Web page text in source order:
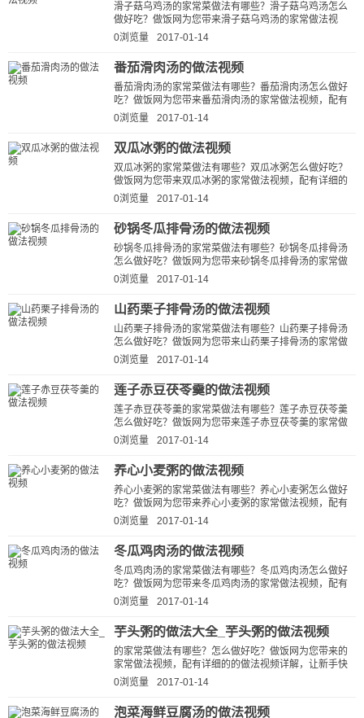
滑子菇乌鸡汤的家常菜做法有哪些？滑子菇乌鸡汤怎么
做好吃？做饭网为您带来滑子菇乌鸡汤的家常做法视
频，配有详细的滑子菇乌鸡汤的做法...
0浏览量 2017-01-14
番茄滑肉汤的做法视频
番茄滑肉汤的家常菜做法有哪些？番茄滑肉汤怎么做好
吃？做饭网为您带来番茄滑肉汤的家常做法视频，配有
详细的番茄滑肉汤的做法视频详解...
0浏览量 2017-01-14
双瓜冰粥的做法视频
双瓜冰粥的家常菜做法有哪些？双瓜冰粥怎么做好吃？
做饭网为您带来双瓜冰粥的家常做法视频，配有详细的
双瓜冰粥的做法视频详解，让新手快...
0浏览量 2017-01-14
砂锅冬瓜排骨汤的做法视频
砂锅冬瓜排骨汤的家常菜做法有哪些？砂锅冬瓜排骨汤
怎么做好吃？做饭网为您带来砂锅冬瓜排骨汤的家常做
法视频，配有详细的砂锅冬瓜排骨...
0浏览量 2017-01-14
山药栗子排骨汤的做法视频
山药栗子排骨汤的家常菜做法有哪些？山药栗子排骨汤
怎么做好吃？做饭网为您带来山药栗子排骨汤的家常做
法视频，配有详细的山药栗子排骨...
0浏览量 2017-01-14
莲子赤豆茯苓羹的做法视频
莲子赤豆茯苓羹的家常菜做法有哪些？莲子赤豆茯苓羹
怎么做好吃？做饭网为您带来莲子赤豆茯苓羹的家常做
法视频，配有详细的莲子赤豆茯苓...
0浏览量 2017-01-14
养心小麦粥的做法视频
养心小麦粥的家常菜做法有哪些？养心小麦粥怎么做好
吃？做饭网为您带来养心小麦粥的家常做法视频，配有
详细的养心小麦粥的做法视频详解...
0浏览量 2017-01-14
冬瓜鸡肉汤的做法视频
冬瓜鸡肉汤的家常菜做法有哪些？冬瓜鸡肉汤怎么做好
吃？做饭网为您带来冬瓜鸡肉汤的家常做法视频，配有
详细的冬瓜鸡肉汤的做法视频详解...
0浏览量 2017-01-14
芋头粥的做法大全_芋头粥的做法视频
的家常菜做法有哪些？怎么做好吃？做饭网为您带来的
家常做法视频，配有详细的的做法视频详解，让新手快
速学会的做法。...
0浏览量 2017-01-14
泡菜海鲜豆腐汤的做法视频